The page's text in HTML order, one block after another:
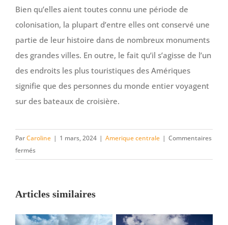
Bien qu’elles aient toutes connu une période de
colonisation, la plupart d’entre elles ont conservé une
partie de leur histoire dans de nombreux monuments
des grandes villes. En outre, le fait qu’il s’agisse de l’un
des endroits les plus touristiques des Amériques
signifie que des personnes du monde entier voyagent
sur des bateaux de croisière.
ParCaroline | 1 mars, 2024 | Amerique centrale | Commentaires
ferméssur
Pourquoi
croisière
Articles similaires